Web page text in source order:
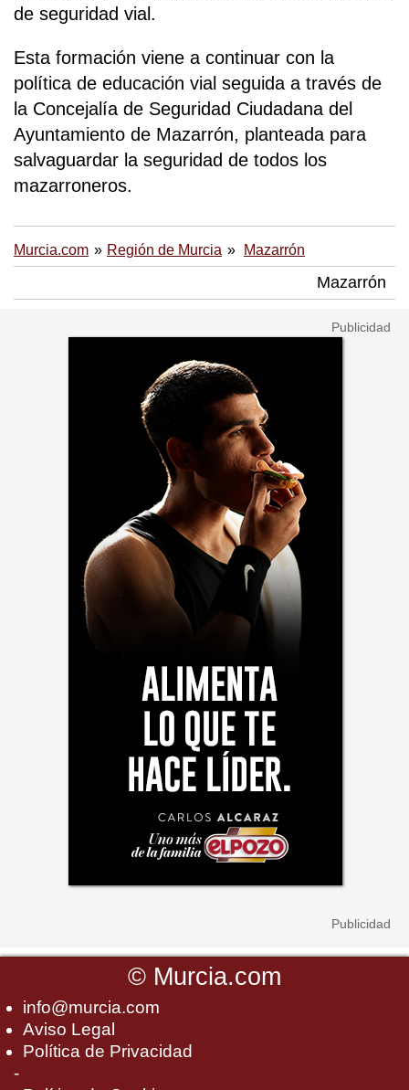
de seguridad vial.
Esta formación viene a continuar con la
política de educación vial seguida a través de
la Concejalía de Seguridad Ciudadana del
Ayuntamiento de Mazarrón, planteada para
salvaguardar la seguridad de todos los
mazarroneros.
Murcia.com Región de Murcia Mazarrón
Mazarrón
© Murcia.com
info@murcia.com
Aviso Legal
Política de Privacidad
-